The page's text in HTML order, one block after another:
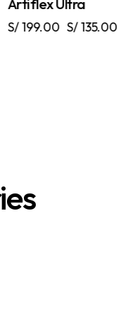
Artiflex Ultra
S/199.00 S/135.00